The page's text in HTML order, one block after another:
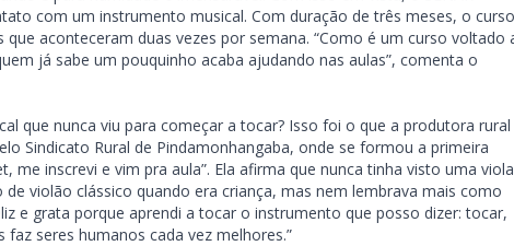
com um instrumento musical. Com duração de três meses, o curso
aconteceram duas vezes por semana. “Como é um curso voltado
já sabe um pouquinho acaba ajudando nas aulas”, comenta o
que nunca viu para começar a tocar? Isso foi o que a produtora rural
Sindicato Rural de Pindamonhangaba, onde se formou a primeira
me inscrevi e vim pra aula”. Ela afirma que nunca tinha visto uma viola
violão clássico quando era criança, mas nem lembrava mais como
e grata porque aprendi a tocar o instrumento que posso dizer: tocar,
seres humanos cada vez melhores.”